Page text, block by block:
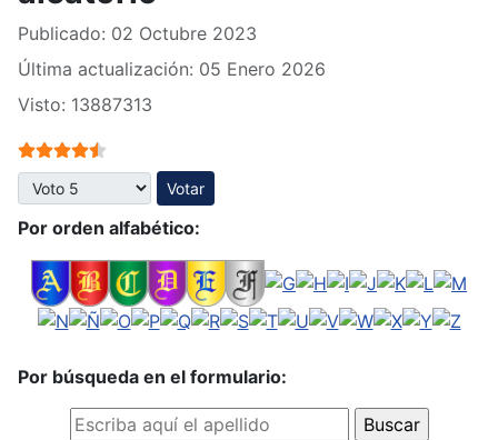
Publicado: 02 Octubre 2023
Última actualización: 05 Enero 2026
Visto: 13887313
Ratio:4.5/
Por favor, vote
Por orden alfabético:
Por búsqueda en el formulario: